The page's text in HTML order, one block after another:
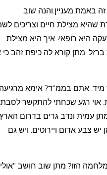
באמת מעניין.והנה שוב
מצילת חיים וצריכים
היא רופא? איך היא מצילת
מתן קורא לה כיפת זהב
אתם בממ"ד? אימא
אוי רגע שכחתי להתקשר
עמית ונדב גרים בדרום
צבע אדום ויירוטים. ויש גם
הזו? מתן שוב חושב "אולי